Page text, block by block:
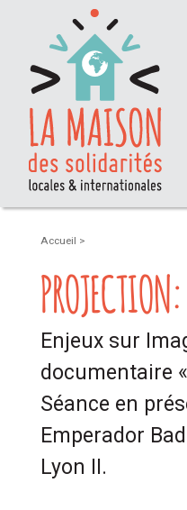
Accueil >
Enjeux sur
documentaire
Séance en
Emperador
Lyon II.